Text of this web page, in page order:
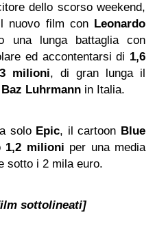
dello scorso weekend,
nuovo film con Leonardo
una lunga battaglia con
ed accontentarsi di 1,6
milioni, di gran lunga il
Baz Luhrmann in Italia.
solo Epic, il cartoon Blue
1,2 milioni per una media
sotto i 2 mila euro.
sottolineati]